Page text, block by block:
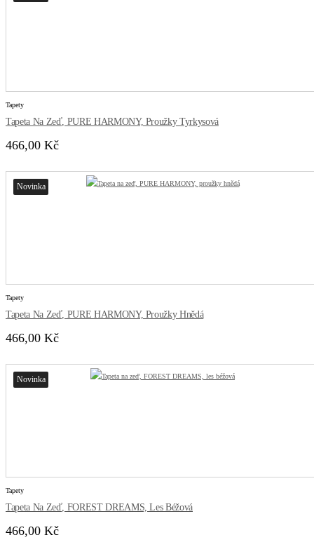
Tapety
Tapeta Na Zeď, PURE HARMONY, Proužky Tyrkysová
466,00 Kč
Novinka
Tapety
Tapeta Na Zeď, PURE HARMONY, Proužky Hnědá
466,00 Kč
Novinka
Tapety
Tapeta Na Zeď, FOREST DREAMS, Les Béžová
466,00 Kč